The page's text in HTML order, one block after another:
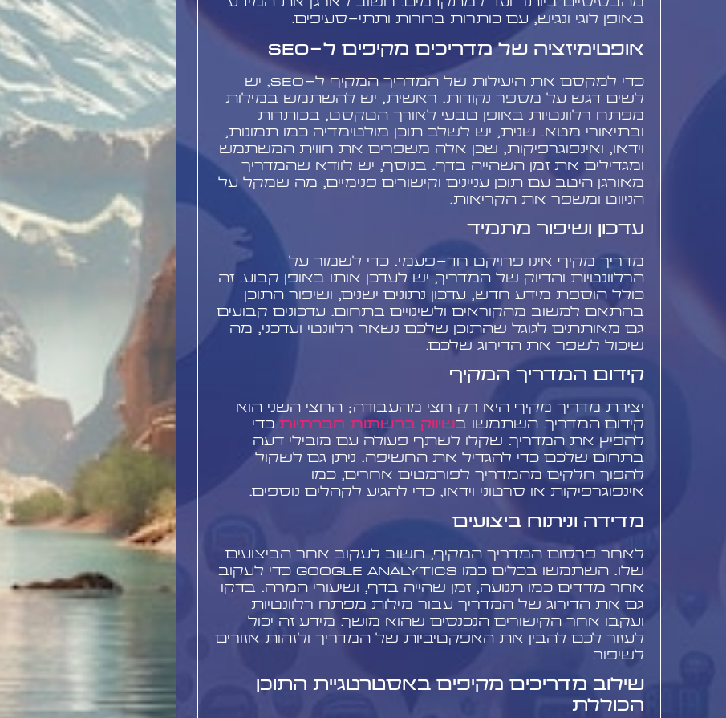
באופן לוגי ונגיש, עם כותרות ברורות ותתי-סעיפים.
אופטימיזציה של מדריכים מקיפים ל-SEO
כדי למקסם את היעילות של המדריך המקיף ל-SEO, יש
לשים דגש על מספר נקודות. ראשית, יש להשתמש במילות
מפתח רלוונטיות באופן טבעי לאורך הטקסט, בכותרות
ובתיאורי מטא. שנית, יש לשלב תוכן מולטימדיה כמו תמונות,
וידאו, ואינפוגרפיקות, שכן אלה משפרים את חווית המשתמש
ומגדילים את זמן השהייה בדף. בנוסף, יש לוודא שהמדריך
מאורגן היטב עם תוכן עניינים וקישורים פנימיים, מה שמקל על
הניווט ומשפר את הקריאות.
עדכון ושיפור מתמיד
מדריך מקיף אינו פרויקט חד-פעמי. כדי לשמור על
הרלוונטיות והדיוק של המדריך, יש לעדכן אותו באופן קבוע. זה
כולל הוספת מידע חדש, עדכון נתונים ישנים, ושיפור התוכן
בהתאם למשוב מהקוראים ולשינויים בתחום. עדכונים קבועים
גם מאותתים לגוגל שהתוכן שלכם נשאר רלוונטי ועדכני, מה
שיכול לשפר את הדירוג שלכם.
קידום המדריך המקיף
יצירת מדריך מקיף היא רק חצי מהעבודה; החצי השני הוא
קידום המדריך. השתמשו בשיווק ברשתות חברתיותכדי
להפיץ את המדריך. שקלו לשתף פעולה עם מובילי דעה
בתחום שלכם כדי להגדיל את החשיפה. ניתן גם לשקול
להפוך חלקים מהמדריך לפורמטים אחרים, כמו
אינפוגרפיקות או סרטוני וידאו, כדי להגיע לקהלים נוספים.
מדידה וניתוח ביצועים
לאחר פרסום המדריך המקיף, חשוב לעקוב אחר הביצועים
שלו. השתמשו בכלים כמו Google Analytics כדי לעקוב
אחר מדדים כמו תנועה, זמן שהייה בדף, ושיעורי המרה. בדקו
גם את הדירוג של המדריך עבור מילות מפתח רלוונטיות
ועקבו אחר הקישורים הנכנסים שהוא מושך. מידע זה יכול
לעזור לכם להבין את האפקטיביות של המדריך ולזהות אזורים
לשיפור.
שילוב מדריכים מקיפים באסטרטגיית התוכן
הכוללת